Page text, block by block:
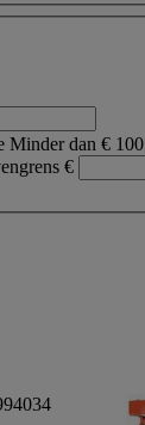
Minder dan € 100
€